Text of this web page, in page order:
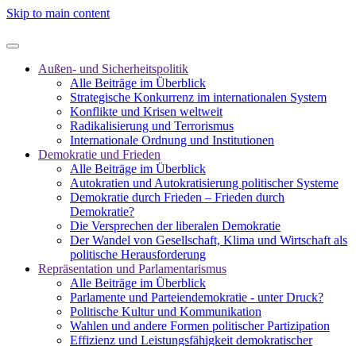
Skip to main content
Außen- und Sicherheitspolitik
Alle Beiträge im Überblick
Strategische Konkurrenz im internationalen System
Konflikte und Krisen weltweit
Radikalisierung und Terrorismus
Internationale Ordnung und Institutionen
Demokratie und Frieden
Alle Beiträge im Überblick
Autokratien und Autokratisierung politischer Systeme
Demokratie durch Frieden – Frieden durch
Demokratie?
Die Versprechen der liberalen Demokratie
Der Wandel von Gesellschaft, Klima und Wirtschaft als
politische Herausforderung
Repräsentation und Parlamentarismus
Alle Beiträge im Überblick
Parlamente und Parteiendemokratie - unter Druck?
Politische Kultur und Kommunikation
Wahlen und andere Formen politischer Partizipation
Effizienz und Leistungsfähigkeit demokratischer